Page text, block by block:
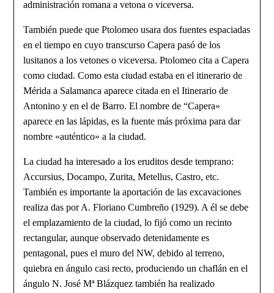
administración romana a vetona o viceversa.
También puede que Ptolomeo usara dos fuentes espaciadas
en el tiempo en cuyo trans­curso Capera pasó de los
lusitanos a los vetones o viceversa. Ptolomeo cita a Capera
como ciudad. Como esta ciudad estaba en el itinerario de
Mérida a Salamanca aparece citada en el Itinerario de
Antonino y en el de Barro. El nombre de “Capera»
aparece en las lápidas, es la fuente más próxima para dar
nombre «auténtico» a la ciudad.
La ciudad ha interesado a los eruditos desde temprano:
Accursius, Docampo, Zurita, Metellus, Castro, etc.
También es importante la aportación de las excavaciones
realiza das por A. Floriano Cumbreño (1929). A él se debe
el emplazamiento de la ciudad, lo fi­jó como un recinto
rectangular, aunque observado detenidamente es
pentagonal, pues el muro del NW, debido al terreno,
quiebra en ángulo casi recto, produciendo un chaflán en el
ángulo N. José Mª Blázquez también ha realizado